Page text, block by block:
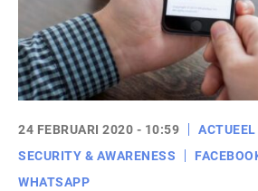
24 FEBRUARI 2020 - 10:59
ACTUEEL
SECURITY & AWARENESS
WHATSAPP